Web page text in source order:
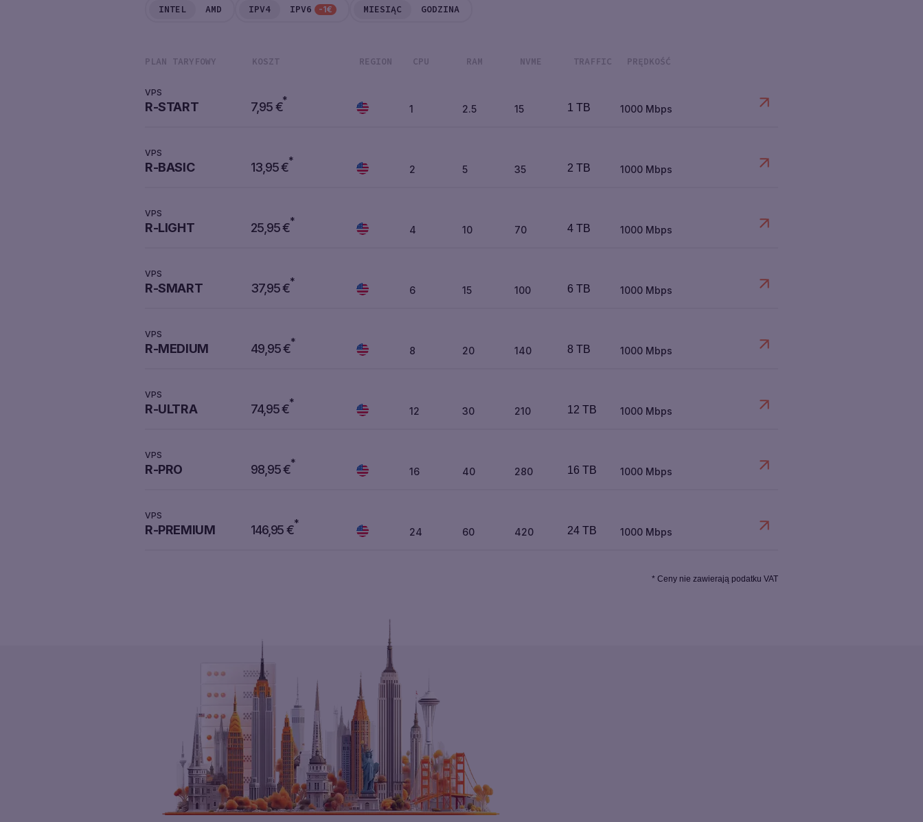
(DIN.)RSD
INTEL AMD IPV4 IPV6 -1€ MIESIĄC GODZINA
PLAN TARYFOWY KOSZT REGION CPU RAM NVME TRAFFIC PRĘDKOŚĆ
VPS
R-START 7,95 €*
1 2.5 15 1 TB 1000 Mbps
VPS
R-BASIC 13,95€*
2 5 35 2 TB 1000 Mbps
VPS
R-LIGHT 25,95€*
4 10 70 4 TB 1000 Mbps
VPS
R-SMART 37,95€*
6 15 100 6 TB 1000 Mbps
VPS
R-MEDIUM 49,95€*
8 20 140 8 TB 1000 Mbps
VPS
R-ULTRA 74,95€*
12 30 210 12 TB 1000 Mbps
VPS
R-PRO 98,95€*
16 40 280 16 TB 1000 Mbps
VPS
R-PREMIUM 146,95 €*
24 60 420 24 TB 1000 Mbps
* Ceny nie zawierają podatku VAT